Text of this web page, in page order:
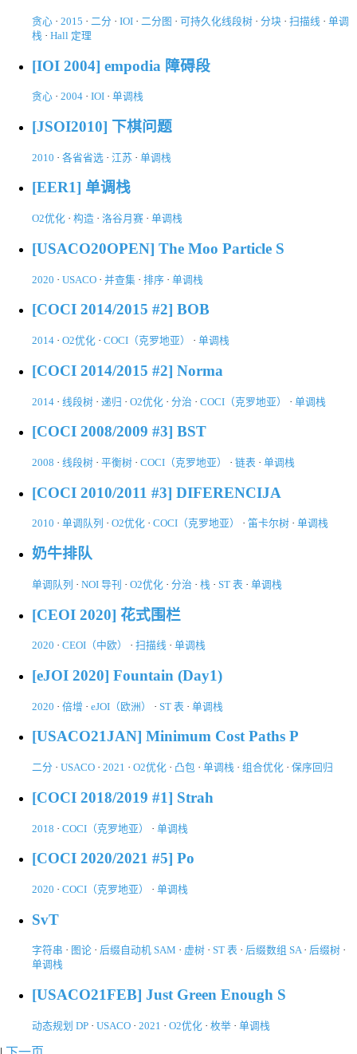
贪心 · 2015 · 二分 · IOI · 二分图 · 可持久化线段树 · 分块 · 扫描线 · 单调
栈 · Hall 定理
[IOI 2004] empodia 障碍段
贪心 · 2004 · IOI · 单调栈
[JSOI2010] 下棋问题
2010 · 各省省选 · 江苏 · 单调栈
[EER1] 单调栈
O2优化 · 构造 · 洛谷月赛 · 单调栈
[USACO20OPEN] The Moo Particle S
2020 · USACO · 并查集 · 排序 · 单调栈
[COCI 2014/2015 #2] BOB
2014 · O2优化 · COCI（克罗地亚） · 单调栈
[COCI 2014/2015 #2] Norma
2014 · 线段树 · 递归 · O2优化 · 分治 · COCI（克罗地亚） · 单调栈
[COCI 2008/2009 #3] BST
2008 · 线段树 · 平衡树 · COCI（克罗地亚） · 链表 · 单调栈
[COCI 2010/2011 #3] DIFERENCIJA
2010 · 单调队列 · O2优化 · COCI（克罗地亚） · 笛卡尔树 · 单调栈
奶牛排队
单调队列 · NOI 导刊 · O2优化 · 分治 · 栈 · ST 表 · 单调栈
[CEOI 2020] 花式围栏
2020 · CEOI（中欧） · 扫描线 · 单调栈
[eJOI 2020] Fountain (Day1)
2020 · 倍增 · eJOI（欧洲） · ST 表 · 单调栈
[USACO21JAN] Minimum Cost Paths P
二分 · USACO · 2021 · O2优化 · 凸包 · 单调栈 · 组合优化 · 保序回归
[COCI 2018/2019 #1] Strah
2018 · COCI（克罗地亚） · 单调栈
[COCI 2020/2021 #5] Po
2020 · COCI（克罗地亚） · 单调栈
SvT
字符串 · 图论 · 后缀自动机 SAM · 虚树 · ST 表 · 后缀数组 SA· 后缀树 ·
单调栈
[USACO21FEB] Just Green Enough S
动态规划 DP · USACO · 2021 · O2优化 · 枚举 · 单调栈